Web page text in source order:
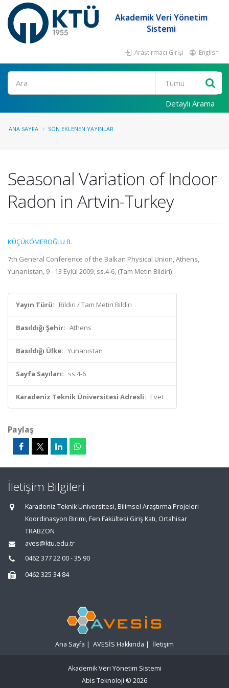
Akademik Veri Yönetim
Sistemi
Araştırmacı Girişi English
Ara
Detaylı Arama
ANA SAYFA SON EKLENEN YAYINLAR
Seasonal Variation of Indoor
Radon in Artvin-Turkey
KÜÇÜKÖMEROĞLU B.
7th General Conference of the Balkan Physical Union, Athens,
Yunanistan, 9 - 13 Eylül 2009, ss.4-6, (Tam Metin Bildiri)
Yayın Türü: Bildiri / Tam Metin Bildiri
Basıldığı Şehir: Athens
Basıldığı Ülke: Yunanistan
Sayfa Sayıları: ss.4-6
Karadeniz Teknik Üniversitesi Adresli: Evet
Paylaş
İletişim Bilgileri
Karadeniz Teknik Üniversitesi, Bilimsel Araştırma Projeleri
Koordinasyon Birimi, Fen Fakültesi Giriş Katı, Ortahisar
TRABZON
aves@ktu.edu.tr
0462 377 22 00 - 35 90
0462 325 34 84
Ana Sayfa | AVESİS Hakkında | İletişim
Akademik Veri Yönetim Sistemi
Abis Teknoloji © 2026